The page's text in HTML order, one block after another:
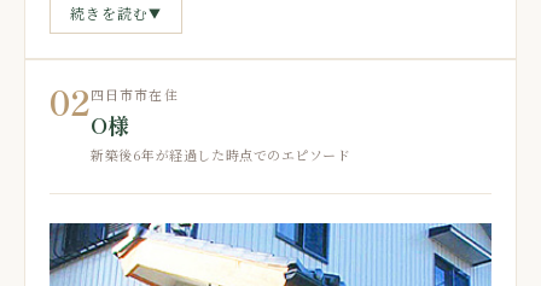
Q 弊社を知るきっかけは何でしたか？
続きを読む▼
02四日市市在住
O様
新築後6年が経過した時点でのエピソード